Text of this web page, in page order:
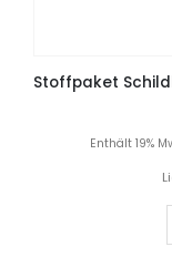
Enthält 19%